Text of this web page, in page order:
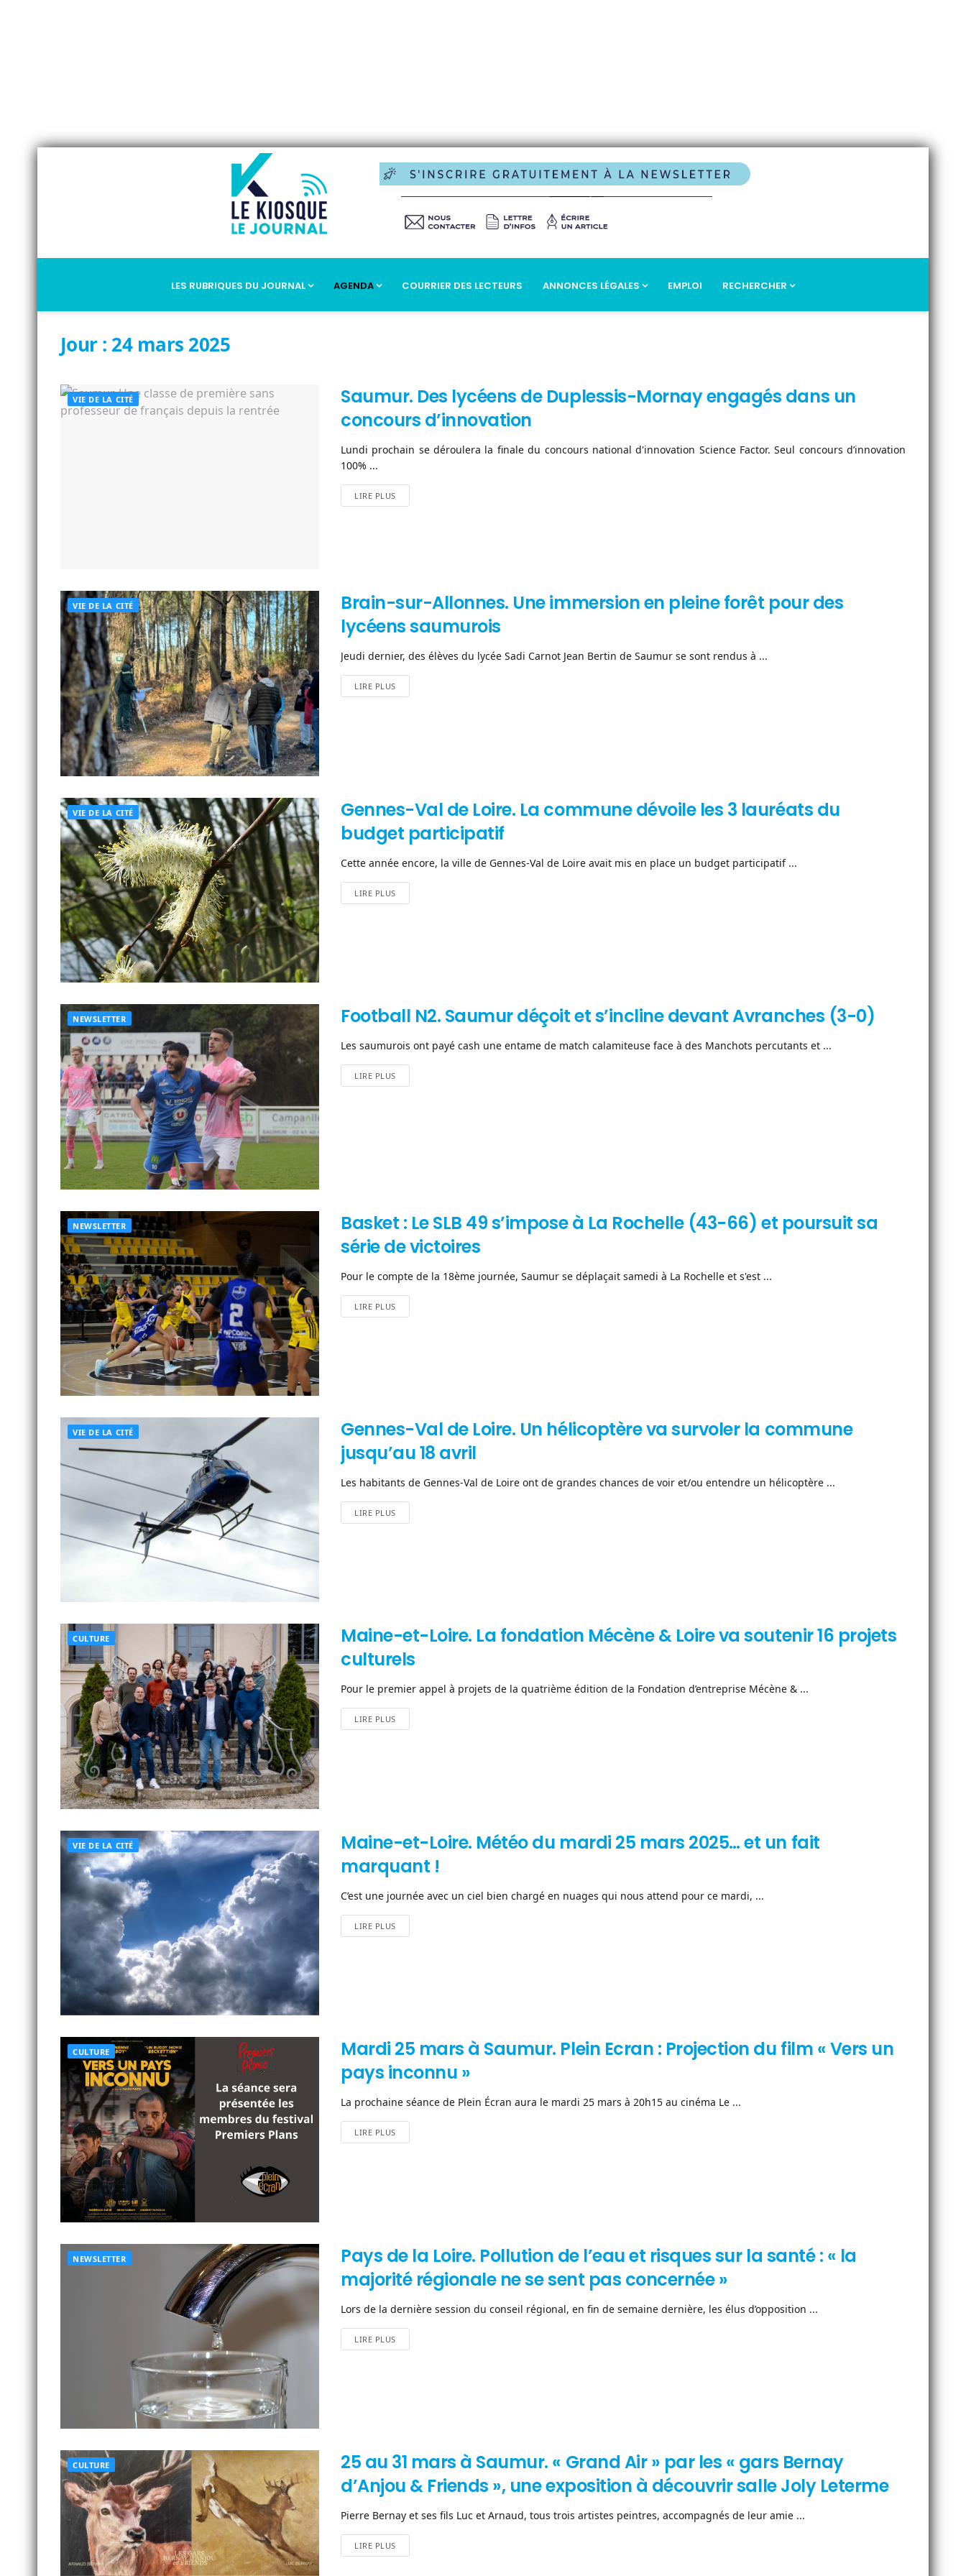
LES RUBRIQUES DU JOURNAL AGENDA COURRIER DES LECTEURS ANNONCES LÉGALES EMPLOI RECHERCHER
Jour : 24 mars 2025
VIE DE LA CITÉ
Saumur. Des lycéens de Duplessis-Mornay engagés dans un
concours d’innovation
Lundi prochain se déroulera la finale du concours national d'innovation Science Factor. Seul concours d’innovation
100% ...
LIRE PLUS
VIE DE LA CITÉ
Brain-sur-Allonnes. Une immersion en pleine forêt pour des
lycéens saumurois
Jeudi dernier, des élèves du lycée Sadi Carnot Jean Bertin de Saumur se sont rendus à ...
LIRE PLUS
VIE DE LA CITÉ
Gennes-Val de Loire. La commune dévoile les 3 lauréats du
budget participatif
Cette année encore, la ville de Gennes-Val de Loire avait mis en place un budget participatif ...
LIRE PLUS
NEWSLETTER Football N2. Saumur déçoit et s’incline devant Avranches (3-0)
Les saumurois ont payé cash une entame de match calamiteuse face à des Manchots percutants et ...
LIRE PLUS
NEWSLETTER
Basket : Le SLB 49 s’impose à La Rochelle (43-66) et poursuit sa
série de victoires
Pour le compte de la 18ème journée, Saumur se déplaçait samedi à La Rochelle et s'est ...
LIRE PLUS
VIE DE LA CITÉ
Gennes-Val de Loire. Un hélicoptère va survoler la commune
jusqu’au 18 avril
Les habitants de Gennes-Val de Loire ont de grandes chances de voir et/ou entendre un hélicoptère ...
LIRE PLUS
CULTURE
Maine-et-Loire. La fondation Mécène & Loire va soutenir 16 projets
culturels
Pour le premier appel à projets de la quatrième édition de la Fondation d’entreprise Mécène & ...
LIRE PLUS
VIE DE LA CITÉ
Maine-et-Loire. Météo du mardi 25 mars 2025… et un fait
marquant !
C’est une journée avec un ciel bien chargé en nuages qui nous attend pour ce mardi, ...
LIRE PLUS
CULTURE
Mardi 25 mars à Saumur. Plein Ecran : Projection du film « Vers un
pays inconnu »
La prochaine séance de Plein Écran aura le mardi 25 mars à 20h15 au cinéma Le ...
LIRE PLUS
NEWSLETTER
Pays de la Loire. Pollution de l’eau et risques sur la santé : « la
majorité régionale ne se sent pas concernée »
Lors de la dernière session du conseil régional, en fin de semaine dernière, les élus d’opposition ...
LIRE PLUS
CULTURE
25 au 31 mars à Saumur. « Grand Air » par les « gars Bernay
d’Anjou & Friends », une exposition à découvrir salle Joly Leterme
Pierre Bernay et ses fils Luc et Arnaud, tous trois artistes peintres, accompagnés de leur amie ...
LIRE PLUS